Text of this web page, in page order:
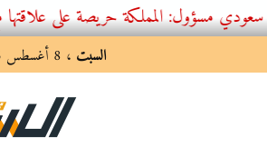
المملكة حريصة على علاقتها مع العراق
السبت ، 8 أغسطس 2026